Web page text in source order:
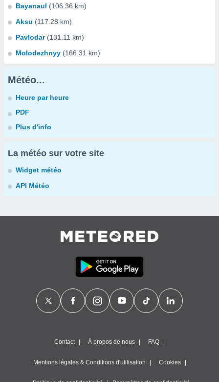
Bayanaul (106.36 km)
Aksu (117.28 km)
Pavlodar (131.11 km)
Molodezhnyy (166.31 km)
Météo...
Heure par heure
PDF
Plus d'info
La météo sur votre site
Widget météo
API Météo
Contact À propos de nous FAQ
Mentions légales & Conditions d'utilisation Cookies